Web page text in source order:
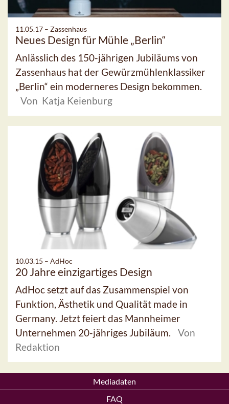
11.05.17 – Zassenhaus
Neues Design für Mühle „Berlin“
Anlässlich des 150-jährigen Jubiläums von
Zassenhaus hat der Gewürzmühlenklassiker
„Berlin“ ein moderneres Design bekommen.
Von Katja Keienburg
10.03.15 – AdHoc
20 Jahre einzigartiges Design
AdHoc setzt auf das Zusammenspiel von
Funktion, Ästhetik und Qualität made in
Germany. Jetzt feiert das Mannheimer
Unternehmen 20-jähriges Jubiläum.
Von
Redaktion
Mediadaten
FAQ